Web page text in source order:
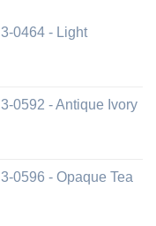
0464 - Light
0592 - Antique Ivory
0596 - Opaque Tea